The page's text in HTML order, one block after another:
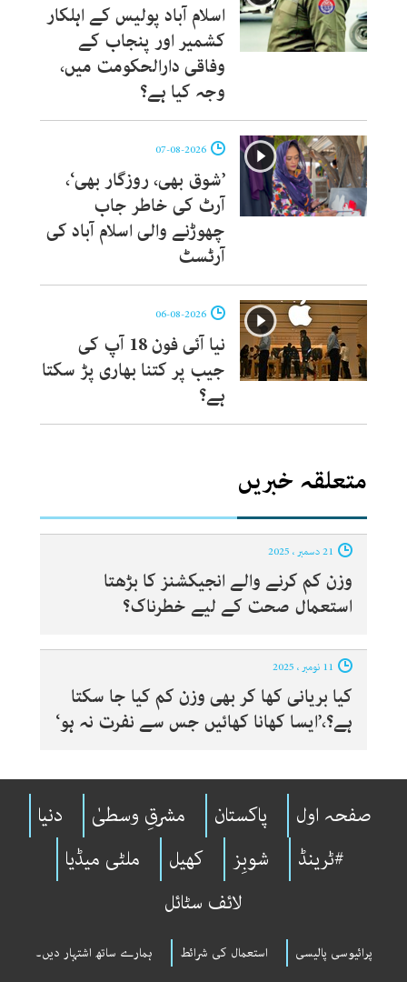
اسلام آباد پولیس کے اہلکار
کشمیر اور پنجاب کے
وفاقی دارالحکومت میں،
وجہ کیا ہے؟
’شوق بھی، روزگار بھی‘،
آرٹ کی خاطر جاب
چھوڑنے والی اسلام آباد کی
آرٹسٹ
نیا آئی فون 18 آپ کی
جیب پر کتنا بھاری پڑ سکتا
ہے؟
متعلقہ خبریں
وزن کم کرنے والے انجیکشنز کا بڑھتا
استعمال صحت کے لیے خطرناک؟
کیا بریانی کھا کر بھی وزن کم کیا جا سکتا
ہے؟،’ایسا کھانا کھائیں جس سے نفرت نہ ہو‘
صفحہ اول پاکستان مشرقِ وسطیٰ
دنیا
#ٹرینڈ
شوبِز کھیل
ملٹی میڈیا
لائف سٹائل
پرائیوسی پالیسی استعمال کی شرائط ہمارے ساتھ اشتہار دیں۔